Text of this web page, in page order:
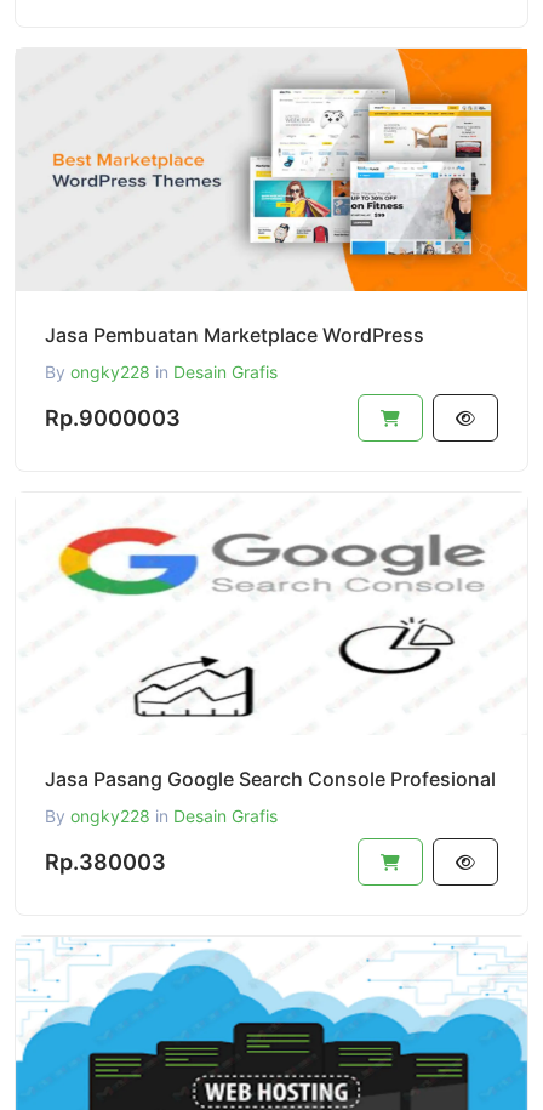
Jasa Pembuatan Marketplace WordPress
By ongky228 in Desain Grafis
Rp.9000003
Jasa Pasang Google Search Console Profesional
By ongky228 in Desain Grafis
Rp.380003